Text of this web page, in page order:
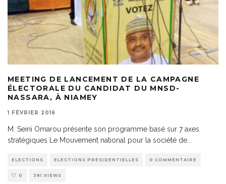
MEETING DE LANCEMENT DE LA CAMPAGNE
ÉLECTORALE DU CANDIDAT DU MNSD-
NASSARA, À NIAMEY
1 FÉVRIER 2016
M. Seini Omarou présente son programme basé sur 7 axes
stratégiques Le Mouvement national pour la société de...
ELECTIONS ELECTIONS PRESIDENTIELLES 0 COMMENTAIRE
0 381 VIEWS